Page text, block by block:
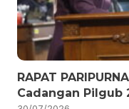
RAPAT
Cadangan Pilgub